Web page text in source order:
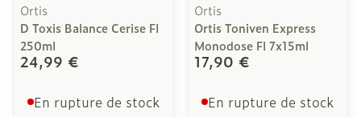
Ortis
D Toxis Balance Cerise Fl
250ml
24,99 €
En rupture de stock
Ortis
Ortis Toniven Express
Monodose Fl 7x15ml
17,90 €
En rupture de stock